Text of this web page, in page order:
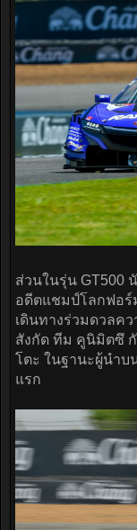
ส่วนในรุ่น GT500
อดีตแชมป์โลกฟอร์
เดินทางร่วมดวลค
สังกัด ทีม คูนิมิตซึ
โตะ ในฐานะผู้นำบ
แรก